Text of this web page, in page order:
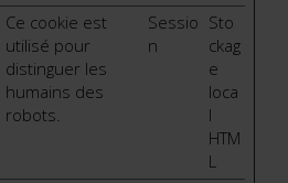
Ce cookie est
utilisé pour
distinguer les
humains des
robots.
Sessio
n
Sto
ckag
e
loca
l
HTM
L